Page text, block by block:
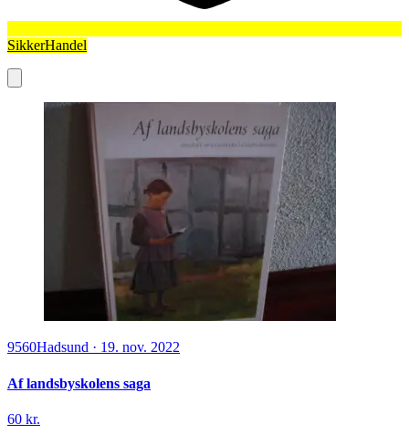
SikkerHandel
9560Hadsund · 19. nov. 2022
Af landsbyskolens saga
60 kr.